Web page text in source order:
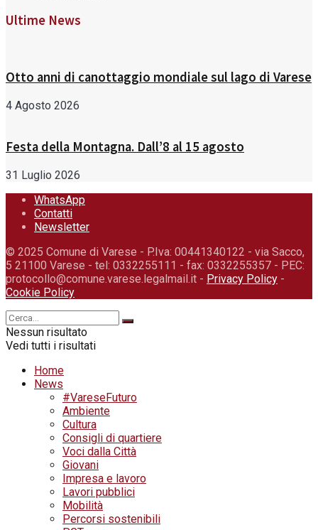
Ultime News
Otto anni di canottaggio mondiale sul lago di Varese
4 Agosto 2026
Festa della Montagna. Dall’8 al 15 agosto
31 Luglio 2026
WhatsApp
Contatti
Newsletter
© 2025 Comune di Varese - P.Iva: 00441340122 - via Sacco,
5 21100 Varese - tel: 0332255111 - fax: 0332255357 - PEC:
protocollo@comune.varese.legalmail.it - Privacy Policy -
Cookie Policy
Nessun risultato
Vedi tutti i risultati
Home
News
#VareseFuturo
Ambiente
Cultura
Consigli di quartiere
Voci dalla Città
Giovani
Impresa e lavoro
Lavori pubblici
Mobilità
Percorsi sostenibili